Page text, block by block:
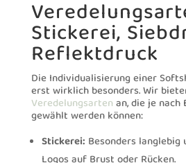
Stickerei,
Reflektdruck
Die Individualisierung einer
erst wirklich besonders. Wir
Veredelungsartenan, die je nach
gewählt werden können:
Stickerei: Besonders